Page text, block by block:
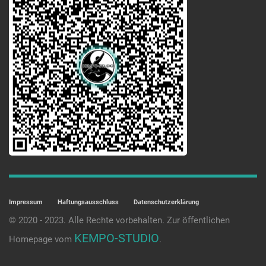
Impressum Haftungsausschluss Datenschutzerklärung
© 2020 - 2023. Alle Rechte vorbehalten. Zur öffentlichen
Homepage vom KEMPO-STUDIO.